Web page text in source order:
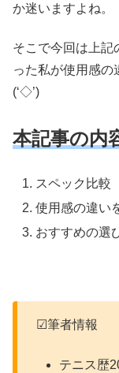
か迷いますよね。
そこで今回は上記
った私が使用感の
(‘◇’)ゞ
本記事の内
スペック比較
使用感の違い
おすすめの選
☑筆者情報
テニス歴